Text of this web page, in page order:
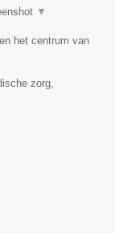
▼
het centrum van
zorg,